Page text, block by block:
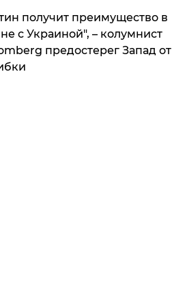
получит преимущество в
с Украиной", – колумнист
предостерег Запад от